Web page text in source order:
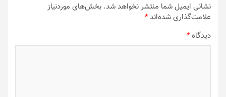
نشانی ایمیل شما منتشر نخواهد شد. بخش‌های موردنیاز
علامت‌گذاری شده‌اند*
دیدگاه*